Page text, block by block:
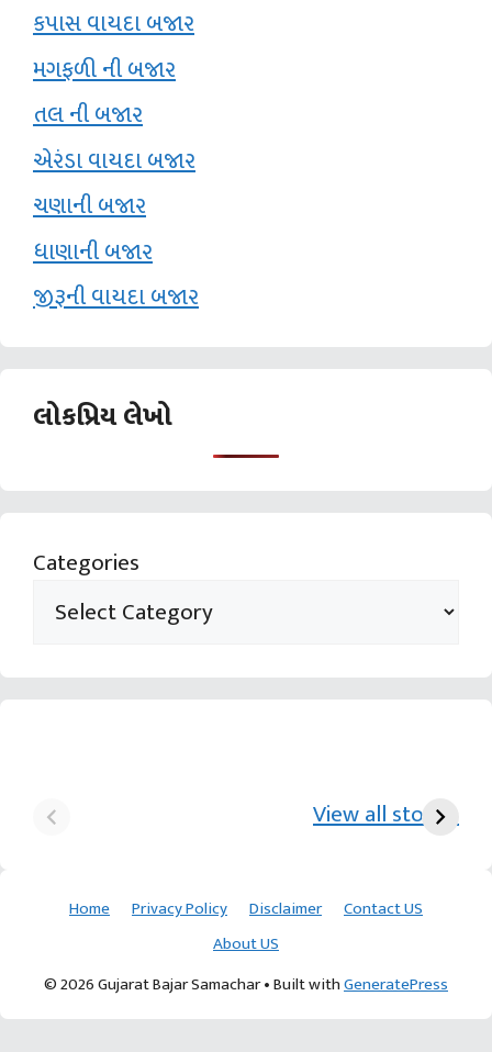
કપાસ વાયદા બજાર
મગફળી ની બજાર
તલ ની બજાર
એરંડા વાયદા બજાર
ચણાની બજાર
ધાણાની બજાર
જીરૂની વાયદા બજાર
લોકપ્રિય લેખો
Categories
View all stories
ખેડૂતની કમાલ આચાર્ય દેવવ્રતજી
Home Privacy Policy Disclaimer
Contact US
About US
© 2026 Gujarat Bajar Samachar• Built withGeneratePress